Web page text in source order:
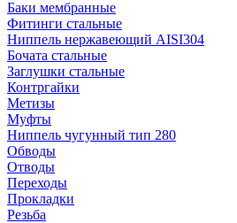
Баки мембранные
Фитинги стальные
Ниппель нержавеющий AISI304
Бочата стальные
Заглушки стальные
Контргайки
Метизы
Муфты
Ниппель чугунный тип 280
Обводы
Отводы
Переходы
Прокладки
Резьба